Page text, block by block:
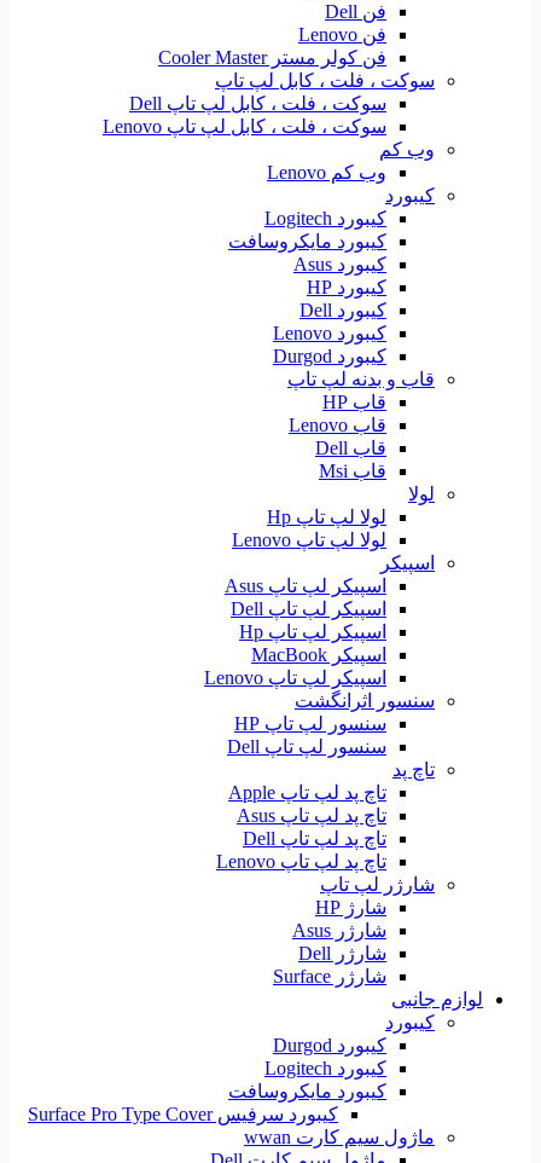
فن Dell
فن Lenovo
فن کولر مستر Cooler Master
سوکت ، فلت ، کابل لپ تاپ
سوکت ، فلت ، کابل لپ تاپ Dell
سوکت ، فلت ، کابل لپ تاپ Lenovo
وب کم
وب کم Lenovo
کیبورد
کیبورد Logitech
کیبورد مایکروسافت
کیبورد Asus
کیبورد HP
کیبورد Dell
کیبورد Lenovo
کیبورد Durgod
قاب و بدنه لپ تاپ
قاب HP
قاب Lenovo
قاب Dell
قاب Msi
لولا
لولا لپ تاپ Hp
لولا لپ تاپ Lenovo
اسپیکر
اسپیکر لپ تاپ Asus
اسپیکر لپ تاپ Dell
اسپیکر لپ تاپ Hp
اسپیکر MacBook
اسپیکر لپ تاپ Lenovo
سنسور اثرانگشت
سنسور لپ تاپ HP
سنسور لپ تاپ Dell
تاچ پد
تاچ پد لپ تاپ Apple
تاچ پد لپ تاپ Asus
تاچ پد لپ تاپ Dell
تاچ پد لپ تاپ Lenovo
شارژر لپ تاپ
شارژ HP
شارژر Asus
شارژر Dell
شارژر Surface
لوازم جانبی
کیبورد
کیبورد Durgod
کیبورد Logitech
کیبورد مایکروسافت
کیبورد سرفیس Surface Pro Type Cover
ماژول سیم کارت wwan